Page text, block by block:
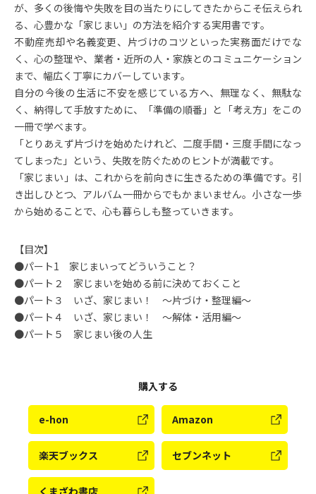
が、多くの後悔や失敗を目の当たりにしてきたからこそ伝えられ
る、心豊かな「家じまい」の方法を紹介する実用書です。
不動産売却や名義変更、片づけのコツといった実務面だけでな
く、心の整理や、業者・近所の人・家族とのコミュニケーション
まで、幅広く丁寧にカバーしています。
自分の今後の生活に不安を感じている方へ、無理なく、無駄な
く、納得して手放すために、「準備の順番」と「考え方」をこの
一冊で学べます。
「とりあえず片づけを始めたけれど、二度手間・三度手間になっ
てしまった」という、失敗を防ぐためのヒントが満載です。
「家じまい」は、これからを前向きに生きるための準備です。引
き出しひとつ、アルバム一冊からでもかまいません。小さな一歩
から始めることで、心も暮らしも整っていきます。
【目次】
●パート1 家じまいってどういうこと？
●パート２ 家じまいを始める前に決めておくこと
●パート３ いざ、家じまい！ 〜片づけ・整理編〜
●パート４ いざ、家じまい！ 〜解体・活用編〜
●パート５ 家じまい後の人生
購入する
e-hon Amazon
楽天ブックス セブンネット
くまざわ書店